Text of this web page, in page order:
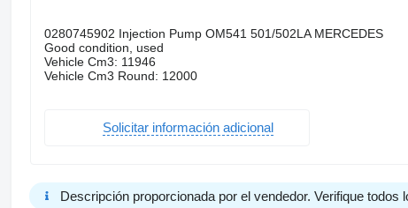
0280745902 Injection Pump OM541 501/502LA MERCEDES
Good condition, used
Vehicle Cm3: 11946
Vehicle Cm3 Round: 12000
Solicitar información adicional
Descripción proporcionada por el vendedor. Verifique todos